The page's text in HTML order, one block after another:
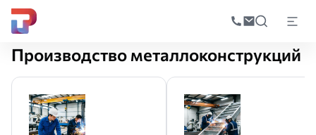
по
Главная Производство металлоконструкций
Производство металлоконструкций